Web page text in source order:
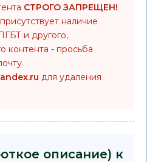
СТРОГО ЗАПРЕЩЕН!
наличие
и другого,
контента - просьба
для удаления
описание) к